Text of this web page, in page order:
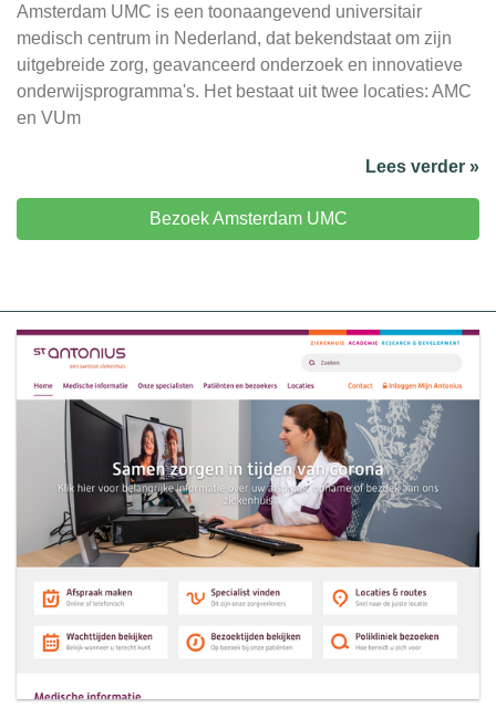
Amsterdam UMC is een toonaangevend universitair
medisch centrum in Nederland, dat bekendstaat om zijn
uitgebreide zorg, geavanceerd onderzoek en innovatieve
onderwijsprogramma's. Het bestaat uit twee locaties: AMC
en VUm
Lees verder »
Bezoek Amsterdam UMC